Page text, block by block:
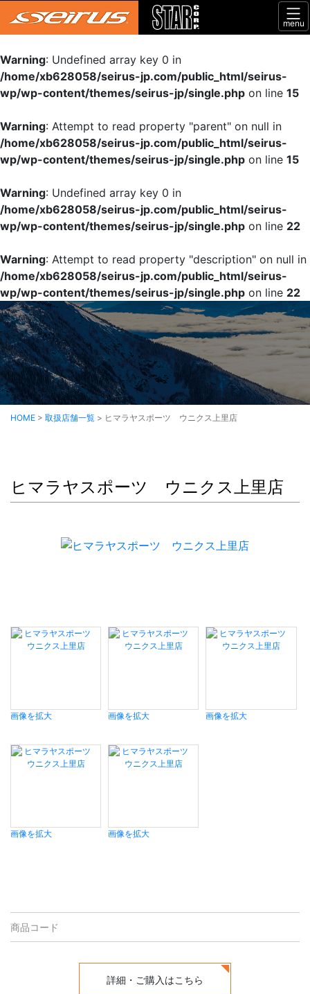
menu
Warning: Undefined array key 0 in
/home/xb628058/seirus-jp.com/public_html/seirus-
wp/wp-content/themes/seirus-jp/single.php on line 15
Warning: Attempt to read property "parent" on null in
/home/xb628058/seirus-jp.com/public_html/seirus-
wp/wp-content/themes/seirus-jp/single.php on line 15
Warning: Undefined array key 0 in
/home/xb628058/seirus-jp.com/public_html/seirus-
wp/wp-content/themes/seirus-jp/single.php on line 22
Warning: Attempt to read property "description" on null in
/home/xb628058/seirus-jp.com/public_html/seirus-
wp/wp-content/themes/seirus-jp/single.php on line 22
HOME > 取扱店舗一覧 > ヒマラヤスポーツ ウニクス上里店
ヒマラヤスポーツ ウニクス上里店
画像を拡大 画像を拡大 画像を拡大
画像を拡大 画像を拡大
商品コード
詳細・ご購入はこちら